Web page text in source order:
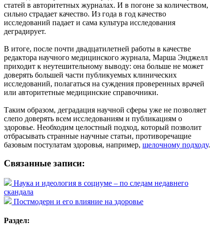
статей в авторитетных журналах. И в погоне за количеством,
сильно страдает качество. Из года в год качество
исследований падает и сама культура исследования
деградирует.
В итоге, после почти двадцатилетней работы в качестве
редактора научного медицинского журнала, Марша Энджелл
приходит к неутешительному выводу: она больше не может
доверять большей части публикуемых клинических
исследований, полагаться на суждения проверенных врачей
или авторитетные медицинские справочники.
Таким образом, деградация научной сферы уже не позволяет
слепо доверять всем исследованиям и публикациям о
здоровье. Необходим целостный подход, который позволит
отбрасывать странные научные статьи, противоречащие
базовым постулатам здоровья, например, щелочному подходу.
Связанные записи:
Наука и идеология в социуме – по следам недавнего
скандала
Постмодерн и его влияние на здоровье
Раздел: